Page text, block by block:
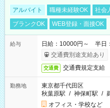
アルバイト 職種未経験OK 社会
ブランクOK
WEB登録・面接OK
給与
日給：10000円～ 半日
交通費別途支給あり
交通費 交通費規定支給
勤務地
東京都千代田区
秋葉原駅 / 神保町駅 /
オフィス・学校など